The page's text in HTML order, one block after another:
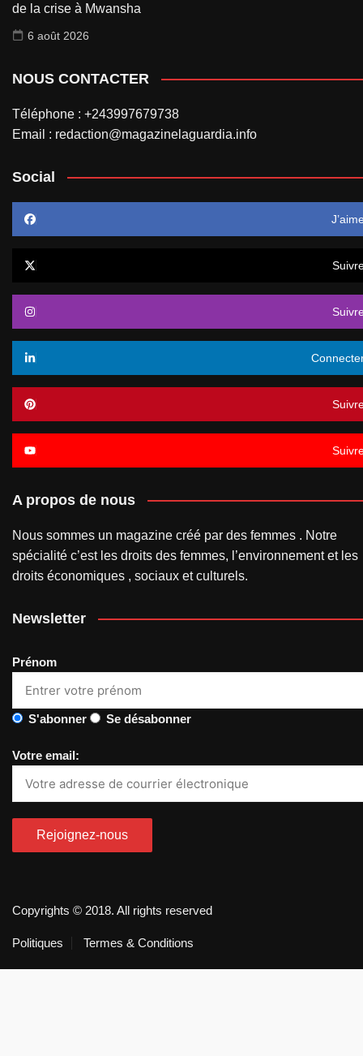
de la crise à Mwansha
6 août 2026
NOUS CONTACTER
Téléphone : +243997679738
Email : redaction@magazinelaguardia.info
Social
A propos de nous
Nous sommes un magazine créé par des femmes . Notre
spécialité c’est les droits des femmes, l’environnement et les
droits économiques , sociaux et culturels.
Newsletter
Prénom
S'abonner Se désabonner
Votre email:
Copyrights © 2018. All rights reserved
Politiques Termes & Conditions